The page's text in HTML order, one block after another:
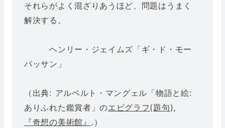
それらがよく混ざりあうほど、問題はうまく
解決する。
ヘンリー・ジェイムズ「ギ・ド・モー
パッサン」
（出典: アルベルト・マングェル「物語と絵:
ありふれた鑑賞者」のエピグラフ(題句),
『奇想の美術館』 .）